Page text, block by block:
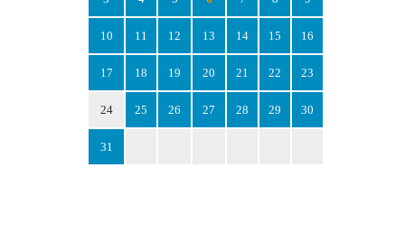
10 11 12 13 14 15 16
17 18 19 20 21 22 23
24 25 26 27 28 29 30
31